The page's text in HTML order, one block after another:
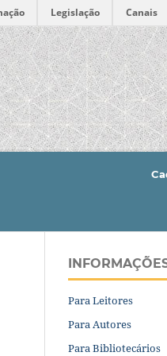
Legislação Canais
Para Leitores
Para Autores
Para Bibliotecários